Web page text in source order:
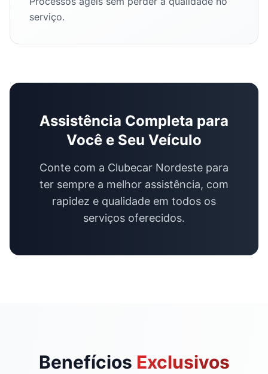
serviço.
Assistência Completa para
Você e Seu Veículo
Conte com a Clubecar Nordeste para
ter sempre a melhor assistência, com
rapidez e qualidade em todos os
serviços oferecidos.
Benefícios Exclusivos